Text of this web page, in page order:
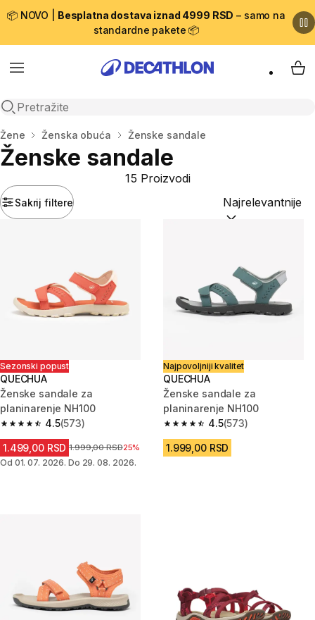
📦 NOVO | Besplatna dostava iznad 4999 RSD – samo na
standardne pakete 📦
Menu
Open search
My
Početna stranica
Žene Ženska obuća Ženske sandale
Ženske sandale
Sakrij filtere
15 Proizvodi
Sortiraj po:
Sezonski popust
QUECHUA
Ženske sandale za
planinarenje NH100
4.5
4.5 od 5 zvezdica from 573 Recenzije
(573)
1.499,00 RSD Cena pre sniženja
1.999,00 RSD25%
Od 01. 07. 2026. Do 29. 08. 2026.
Najpovoljniji kvalitet
QUECHUA
Ženske sandale za
planinarenje NH100
4.5
4.5 od 5 zvezdica from 573
(573)
1.999,00 RSD